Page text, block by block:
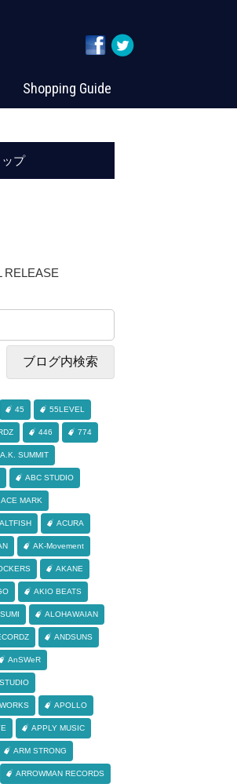
Shopping Guide
プ
RELEASE
45 55LEVEL
446 774
A.K. SUMMIT
ABC STUDIO
ACE MARK
ACURA
AK-Movement
AKANE
AKIO BEATS
ALOHAWAIAN
ANDSUNS
AnSWeR
APOLLO
APPLY MUSIC
ARM STRONG
ARROWMAN RECORDS